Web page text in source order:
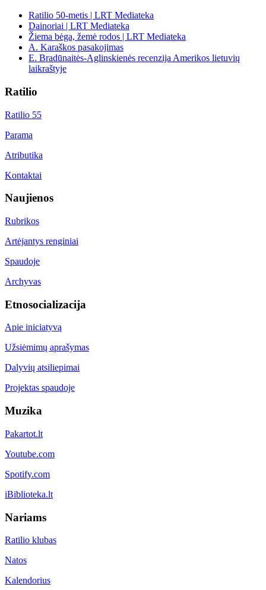
Ratilio 50-metis | LRT Mediateka
Dainoriai | LRT Mediateka
Žiema bėga, žemė rodos | LRT Mediateka
A. Karaškos pasakojimas
E. Bradūnaitės-Aglinskienės recenzija Amerikos lietuvių
laikraštyje
Ratilio
Ratilio 55
Parama
Atributika
Kontaktai
Naujienos
Rubrikos
Artėjantys renginiai
Spaudoje
Archyvas
Etnosocializacija
Apie iniciatyvą
Užsiėmimų aprašymas
Dalyvių atsiliepimai
Projektas spaudoje
Muzika
Pakartot.lt
Youtube.com
Spotify.com
iBiblioteka.lt
Nariams
Ratilio klubas
Natos
Kalendorius